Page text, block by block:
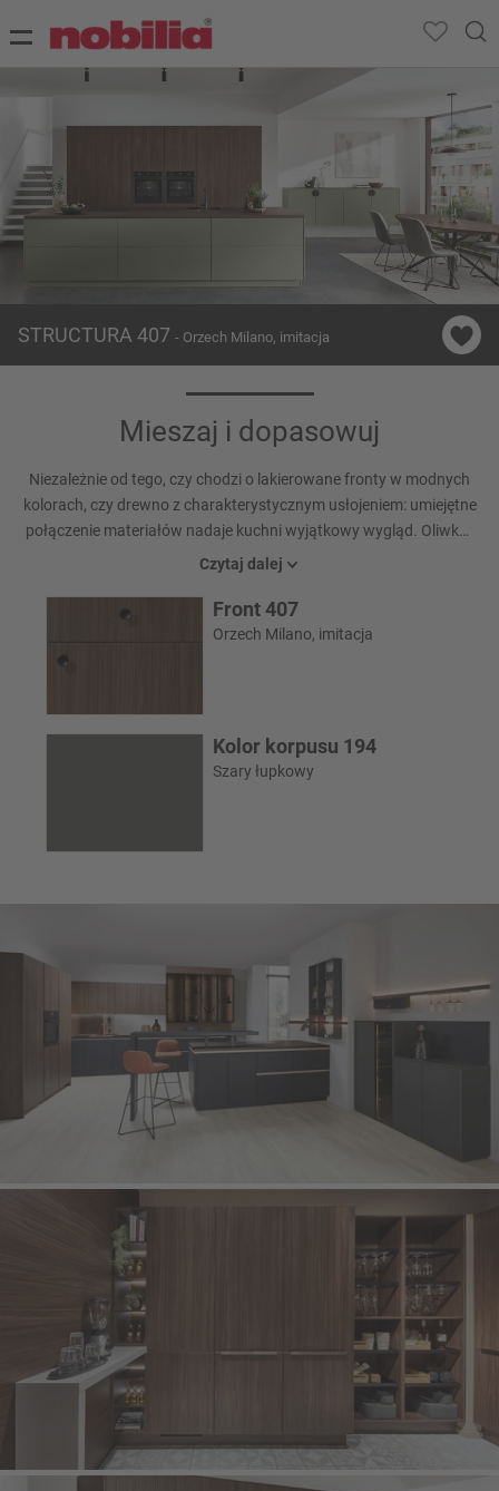
STRUCTURA 407 - Orzech Milano, imitacja
Mieszaj i dopasowuj
Niezależnie od tego, czy chodzi o lakierowane fronty w modnych
kolorach, czy drewno z charakterystycznym usłojeniem: umiejętne
połączenie materiałów nadaje kuchni wyjątkowy wygląd. Oliwka i
orzech Milano tworzą naturalną, przyjemną atmosferę. Ciągłe,
spokojny wygląd i można je wygodnie otwierać za pomocą funkcji
push-to-open.
Czytaj dalej
Front 407
Orzech Milano, imitacja
Kolor korpusu 194
Szary łupkowy